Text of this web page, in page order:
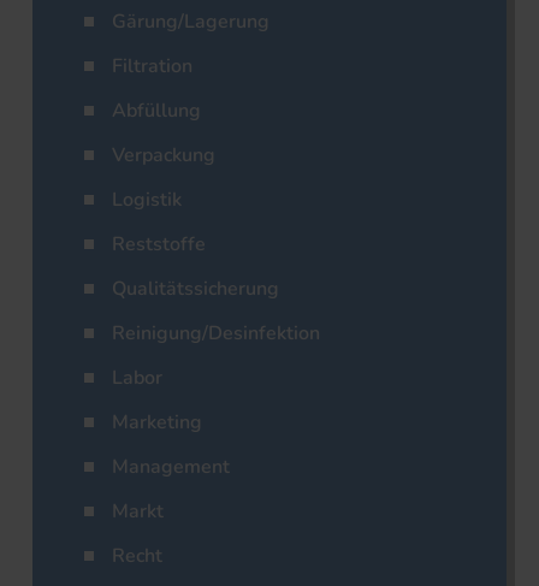
Gärung/Lagerung
Filtration
Abfüllung
Verpackung
Logistik
Reststoffe
Qualitätssicherung
Reinigung/Desinfektion
Labor
Marketing
Management
Markt
Recht